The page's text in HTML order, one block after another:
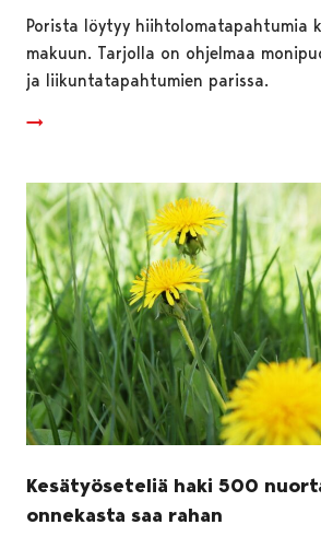
Porista löytyy hiihtolomatapahtumia
makuun. Tarjolla on ohjelmaa
ja liikuntatapahtumien parissa.
Kesätyöseteliä haki 500
onnekasta saa rahan